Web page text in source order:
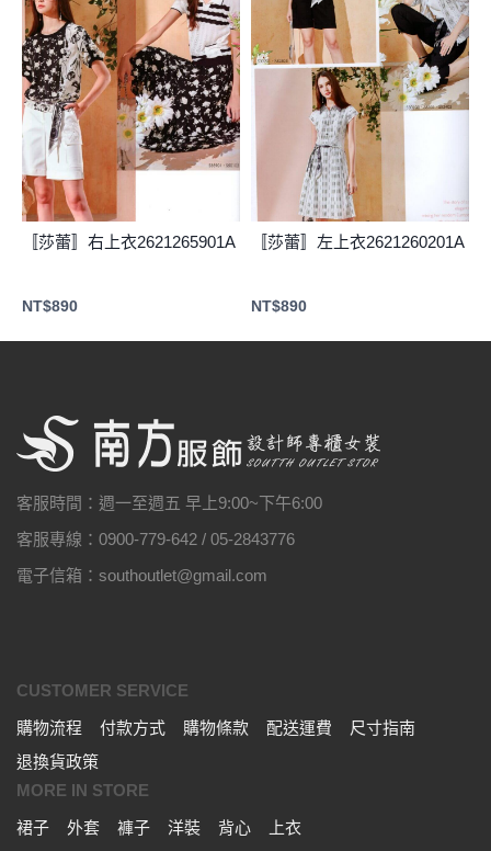
〚莎蕾〛右上衣2621265901A
NT$890
〚莎蕾〛左上衣2621260201A
NT$890
客服時間：週一至週五 早上9:00~下午6:00
客服專線：0900-779-642 / 05-2843776
電子信箱：southoutlet@gmail.com
CUSTOMER SERVICE
購物流程
付款方式 購物條款 配送運費
尺寸指南
退換貨政策
MORE IN STORE
裙子
外套 褲子 洋裝 背心
上衣